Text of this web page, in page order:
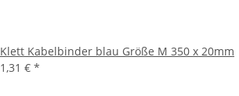
Klett Kabelbinder blau Größe M 350 x 20mm
1,31 € *